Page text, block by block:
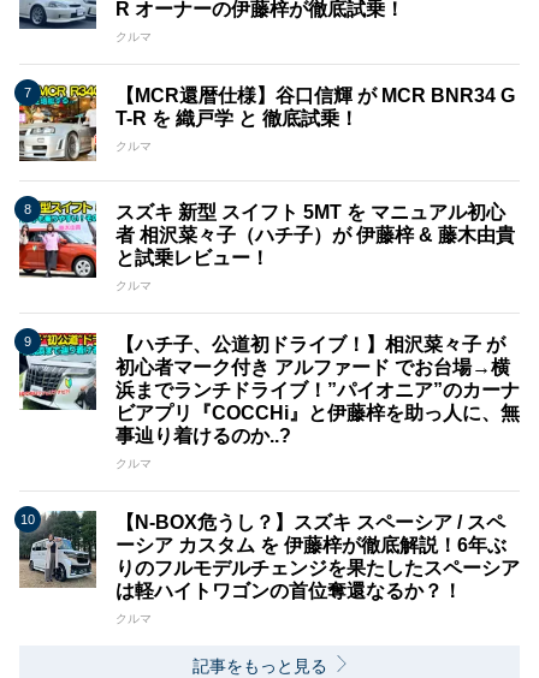
R オーナーの伊藤梓が徹底試乗！
クルマ
【MCR還暦仕様】谷口信輝 が MCR BNR34 G
T-R を 織戸学 と 徹底試乗！
クルマ
スズキ 新型 スイフト 5MT を マニュアル初心
者 相沢菜々子（ハチ子）が 伊藤梓 & 藤木由貴
と試乗レビュー！
クルマ
【ハチ子、公道初ドライブ！】相沢菜々子 が
初心者マーク付き アルファード でお台場→横
浜までランチドライブ！”パイオニア”のカーナ
ビアプリ『COCCHi』と伊藤梓を助っ人に、無
事辿り着けるのか..?
クルマ
【N-BOX危うし？】スズキ スペーシア / スペ
ーシア カスタム を 伊藤梓が徹底解説！6年ぶ
りのフルモデルチェンジを果たしたスペーシア
は軽ハイトワゴンの首位奪還なるか？！
クルマ
記事をもっと見る